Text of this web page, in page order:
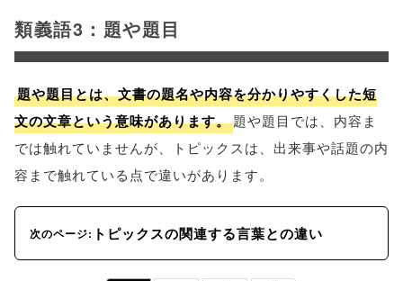
類義語3：題や題目
題や題目とは、文書の題名や内容を分かりやすくした短
文の文章という意味があります。題や題目では、内容ま
では触れていませんが、トピックスは、出来事や話題の内
容まで触れている点で違いがあります。
次のページ: トピックスの関連する言葉との違い